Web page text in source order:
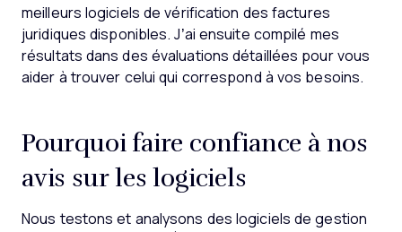
meilleurs logiciels de vérification des factures
juridiques disponibles. J’ai ensuite compilé mes
résultats dans des évaluations détaillées pour vous
aider à trouver celui qui correspond à vos besoins.
Pourquoi faire confiance à nos
avis sur les logiciels
Nous testons et analysons des logiciels de gestion